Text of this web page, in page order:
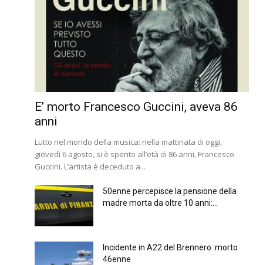
E’ morto Francesco Guccini, aveva 86
anni
Lutto nel mondo della musica: nella mattinata di oggi,
giovedì 6 agosto, si è spento all’età di 86 anni, Francesco
Guccini. L’artista è deceduto a...
50enne percepisce la pensione della
madre morta da oltre 10 anni:...
Incidente in A22 del Brennero: morto
46enne